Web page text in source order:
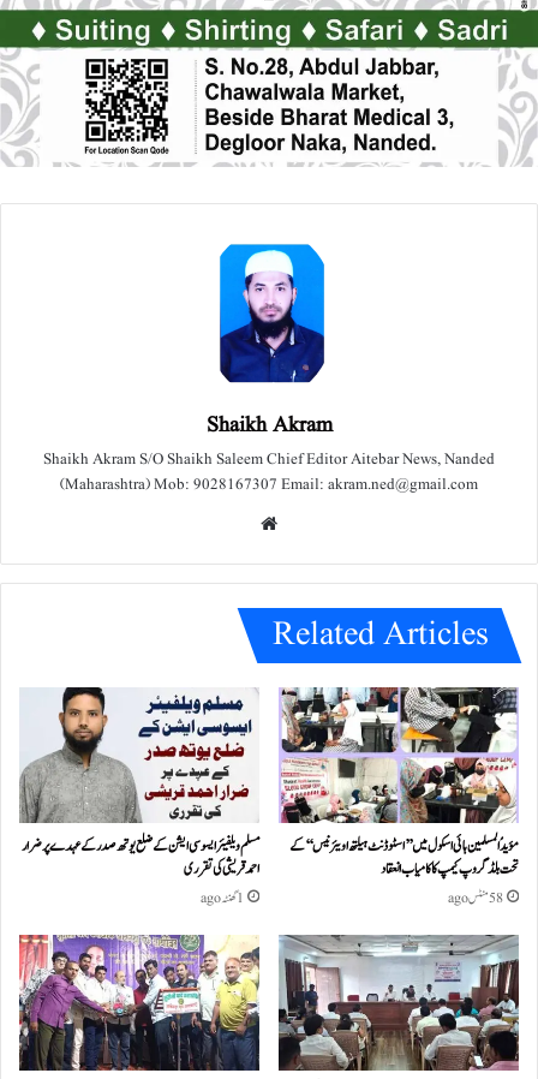
Shaikh Akram
Shaikh Akram S/O Shaikh Saleem Chief Editor Aitebar News, Nanded
(Maharashtra) Mob: 9028167307 Email: akram.ned@gmail.com
e
Related Articles
مؤیدُ المسلمین ہائی اسکول میں ’’اسٹوڈنٹ ہیلتھ اویئرنیس‘‘ کے
تحت بلڈ گروپ کیمپ کا کامیاب انعقاد
58 منٹس ago
مسلم ویلفیئر ایسوسی ایشن کے ضلع یوتھ صدر کے عہدے پر ضرار
احمد قریشی کی تقرری
1 گھنٹہ ago